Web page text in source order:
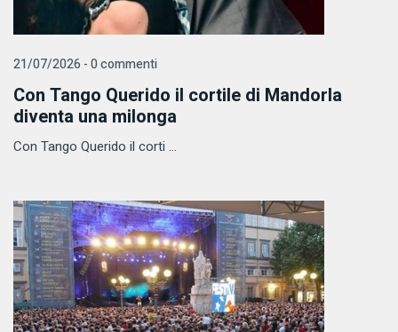
21/07/2026 - 0 commenti
Con Tango Querido il cortile di Mandorla
diventa una milonga
Con Tango Querido il corti ...